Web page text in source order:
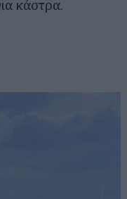
κάστρα.